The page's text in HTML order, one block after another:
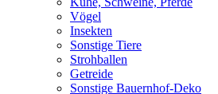
Vögel
Insekten
Sonstige Tiere
Strohballen
Getreide
Sonstige Bauernhof-Deko